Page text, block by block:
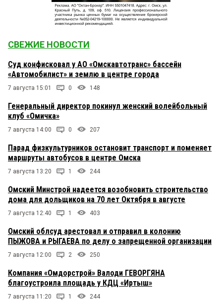
СВЕЖИЕ НОВОСТИ
Суд конфисковал у АО «Омскавтотранс» бассейн
«Автомобилист» и землю в центре города
7 августа 15:01 0 148
Генеральный директор покинул женский волейбольный
клуб «Омичка»
7 августа 14:00 0 207
Парад физкультурников остановит транспорт и поменяет
маршруты автобусов в центре Омска
7 августа 13:20 1 244
Омский Минстрой надеется возобновить строительство
дома для дольщиков на 70 лет Октября в августе
7 августа 12:40 1 403
Омский облсуд арестовал и отправил в колонию
ПЫЖОВА и РЫГАЕВА по делу о запрещенной организации
7 августа 12:00 2 250
Компания «Омдорстрой» Валоди ГЕВОРГЯНА
благоустроила площадь у КДЦ «Иртыш»
7 августа 11:20 1 244